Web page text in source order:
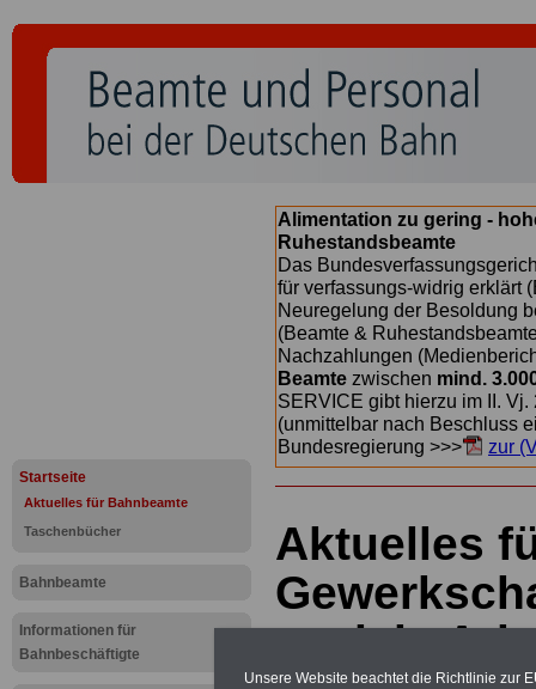
Startseite
Aktuelles für Bahnbeamte
Taschenbücher
Bahnbeamte
Informationen für
Bahnbeschäftigte
Alimentation zu gering -
Ruhestandsbeamte
Das
für verfassungs-widrig erklärt
Neuregelung der Besoldung
(Beamte &
Nachzahlungen
Beamte zwischen mind.
SERVICE gibt hierzu im II.
(unmittelbar nach Beschluss
Bundesregierung >>>
zur
Aktuelles
soziale
Unsere Website beachtet die Richtlinie zur